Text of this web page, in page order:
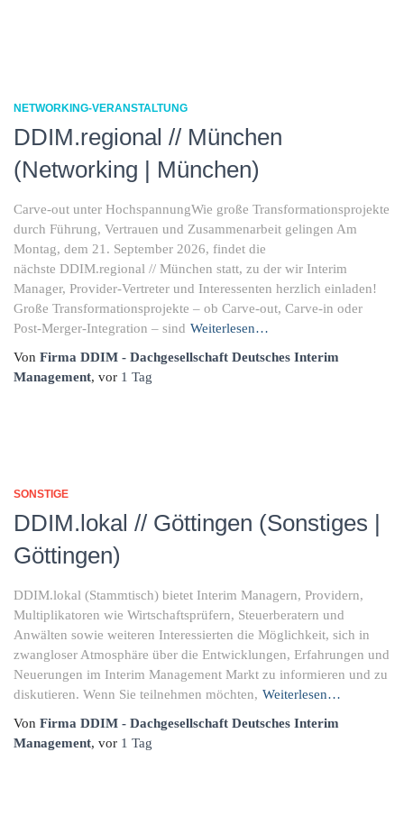
NETWORKING-VERANSTALTUNG
DDIM.regional // München
(Networking | München)
Carve-out unter HochspannungWie große Transformationsprojekte
durch Führung, Vertrauen und Zusammenarbeit gelingen Am
Montag, dem 21. September 2026, findet die
nächste DDIM.regional // München statt, zu der wir Interim
Manager, Provider-Vertreter und Interessenten herzlich einladen!
Große Transformationsprojekte – ob Carve-out, Carve-in oder
Post-Merger-Integration – sind Weiterlesen…
Von Firma DDIM - Dachgesellschaft Deutsches Interim
Management, vor 1 Tag
SONSTIGE
DDIM.lokal // Göttingen (Sonstiges |
Göttingen)
DDIM.lokal (Stammtisch) bietet Interim Managern, Providern,
Multiplikatoren wie Wirtschaftsprüfern, Steuerberatern und
Anwälten sowie weiteren Interessierten die Möglichkeit, sich in
zwangloser Atmosphäre über die Entwicklungen, Erfahrungen und
Neuerungen im Interim Management Markt zu informieren und zu
diskutieren. Wenn Sie teilnehmen möchten, Weiterlesen…
Von Firma DDIM - Dachgesellschaft Deutsches Interim
Management, vor 1 Tag